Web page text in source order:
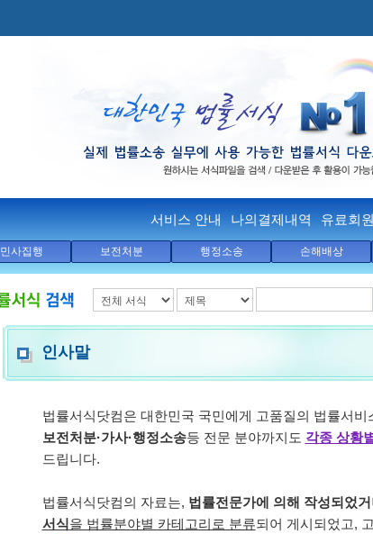
서비스 안내 나의결제내역 유료회
민사집행 보전처분 행정소송 손해배상
인사말
법률서식닷컴은 대한민국 국민에게 고품질의 법률서비
보전처분·가사·행정소송등 전문 분야까지도 각종 상황
드립니다.
법률서식닷컴의 자료는, 법률전문가에 의해 작성되었
서식을 법률분야별 카테고리로 분류되어 게시되었고,